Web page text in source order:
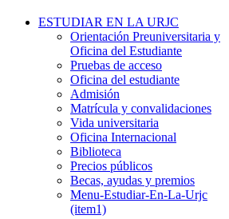
ESTUDIAR EN LA URJC
Orientación Preuniversitaria y
Oficina del Estudiante
Pruebas de acceso
Oficina del estudiante
Admisión
Matrícula y convalidaciones
Vida universitaria
Oficina Internacional
Biblioteca
Precios públicos
Becas, ayudas y premios
Menu-Estudiar-En-La-Urjc
(item1)